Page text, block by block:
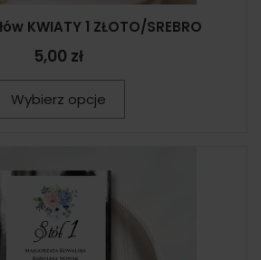
KWIATY 1 ZŁOTO/SREBRO
5,00 zł
Wybierz opcje